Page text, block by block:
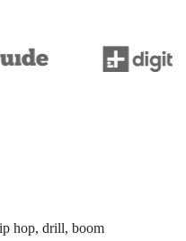
hop, drill, boom